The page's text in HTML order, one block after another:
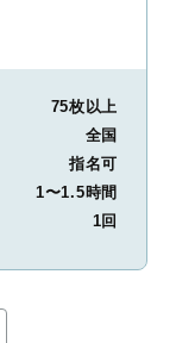
75枚以上
全国
指名可
1〜1.5時間
1回